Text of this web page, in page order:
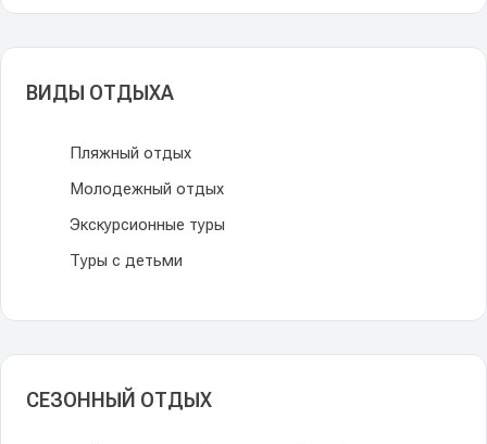
ВИДЫ ОТДЫХА
Пляжный отдых
Молодежный отдых
Экскурсионные туры
Туры с детьми
СЕЗОННЫЙ ОТДЫХ